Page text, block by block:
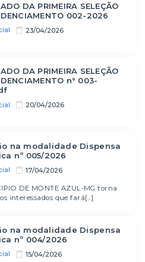
23/04/2026
DA PRIMEIRA SELEÇÃO
002-2026
20/04/2026
DA PRIMEIRA SELEÇÃO
n° 003-
17/04/2026
na modalidade Dispensa
nº 005/2026
DE MONTE AZUL-MG torna
interessados que fará[...]
15/04/2026
na modalidade Dispensa
nº 004/2026